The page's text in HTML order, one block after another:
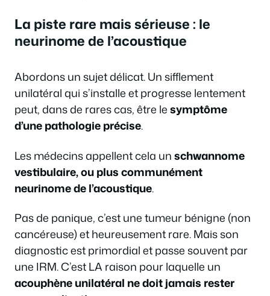
La piste rare mais sérieuse : le
neurinome de l’acoustique
Abordons un sujet délicat. Un sifflement
unilatéral qui s’installe et progresse lentement
peut, dans de rares cas, être lesymptôme
d’une pathologie précise.
Les médecins appellent cela unschwannome
vestibulaire, ou plus communément
neurinome de l’acoustique.
Pas de panique, c’est une tumeur bénigne (non
cancéreuse) et heureusement rare. Mais son
diagnostic est primordial et passe souvent par
une IRM. C’est LA raison pour laquelle un
acouphène unilatéral ne doit jamais rester